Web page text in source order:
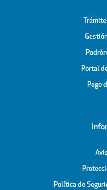
Portal
Pago
Política de